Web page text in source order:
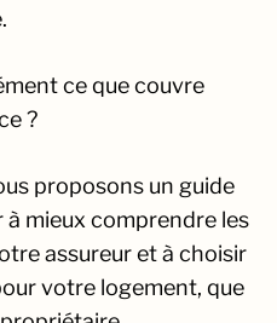
ce que couvre
?
proposons un guide
mieux comprendre les
assureur et à choisir
votre logement, que